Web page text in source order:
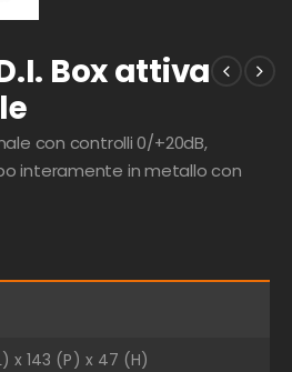
Box attiva
con controlli 0/+20dB,
interamente in metallo con
x 143 (P) x 47 (H)